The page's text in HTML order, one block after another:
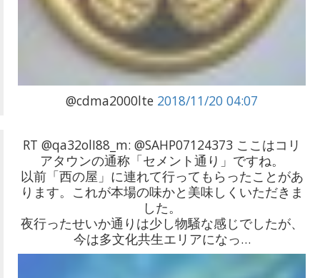
@cdma2000lte 2018/11/20 04:07
RT @qa32olI88_m: @SAHP07124373 ここはコリ
アタウンの通称「セメント通り」ですね。
以前「西の屋」に連れて行ってもらったことがあ
ります。これが本場の味かと美味しくいただきま
した。
夜行ったせいか通りは少し物騒な感じでしたが、
今は多文化共生エリアになっ…